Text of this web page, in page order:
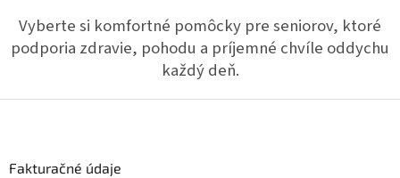
Vyberte si komfortné pomôcky pre seniorov, ktoré
podporia zdravie, pohodu a príjemné chvíle oddychu
každý deň.
Fakturačné údaje